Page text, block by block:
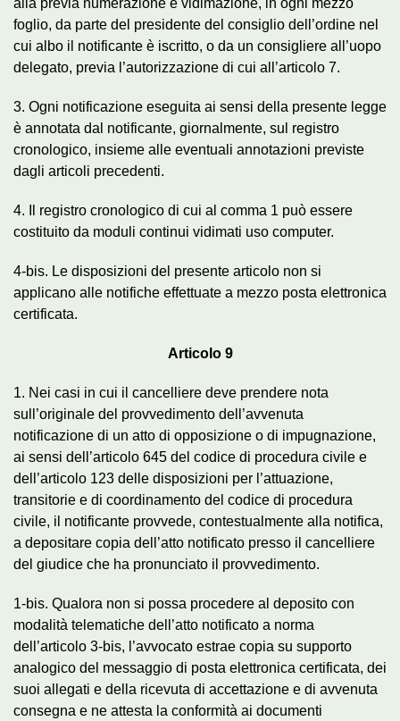
alla previa numerazione e vidimazione, in ogni mezzo
foglio, da parte del presidente del consiglio dell’ordine nel
cui albo il notificante è iscritto, o da un consigliere all’uopo
delegato, previa l’autorizzazione di cui all’articolo 7.
3. Ogni notificazione eseguita ai sensi della presente legge
è annotata dal notificante, giornalmente, sul registro
cronologico, insieme alle eventuali annotazioni previste
dagli articoli precedenti.
4. Il registro cronologico di cui al comma 1 può essere
costituito da moduli continui vidimati uso computer.
4-bis. Le disposizioni del presente articolo non si
applicano alle notifiche effettuate a mezzo posta elettronica
certificata.
Articolo 9
1. Nei casi in cui il cancelliere deve prendere nota
sull’originale del provvedimento dell’avvenuta
notificazione di un atto di opposizione o di impugnazione,
ai sensi dell’articolo 645 del codice di procedura civile e
dell’articolo 123 delle disposizioni per l’attuazione,
transitorie e di coordinamento del codice di procedura
civile, il notificante provvede, contestualmente alla notifica,
a depositare copia dell’atto notificato presso il cancelliere
del giudice che ha pronunciato il provvedimento.
1-bis. Qualora non si possa procedere al deposito con
modalità telematiche dell’atto notificato a norma
dell’articolo 3-bis, l’avvocato estrae copia su supporto
analogico del messaggio di posta elettronica certificata, dei
suoi allegati e della ricevuta di accettazione e di avvenuta
consegna e ne attesta la conformità ai documenti